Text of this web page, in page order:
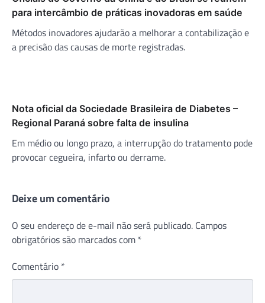
para intercâmbio de práticas inovadoras em saúde
Métodos inovadores ajudarão a melhorar a contabilização e
a precisão das causas de morte registradas.
Nota oficial da Sociedade Brasileira de Diabetes –
Regional Paraná sobre falta de insulina
Em médio ou longo prazo, a interrupção do tratamento pode
provocar cegueira, infarto ou derrame.
Deixe um comentário
O seu endereço de e-mail não será publicado. Campos
obrigatórios são marcados com *
Comentário *